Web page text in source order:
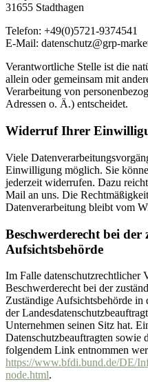
31655 Stadthagen
Telefon: +49(0)5721-9374541
E-Mail: datenschutz@grp-
Verantwortliche Stelle ist die
allein oder gemeinsam mit
Verarbeitung von
Adressen o. Ä.) entscheidet.
Widerruf Ihrer
Viele
Einwilligung möglich. Sie
jederzeit widerrufen. Dazu
Mail an uns. Die
Datenverarbeitung bleibt vom
Beschwerderecht bei der
Aufsichtsbehörde
Im Falle datenschutzrechtlicher
Beschwerderecht bei der
Zuständige Aufsichtsbehörde in
der
Unternehmen seinen Sitz hat.
Datenschutzbeauftragten sowie
folgendem Link entnommen
https://www.bfdi.bund.de/DE/
node.html.